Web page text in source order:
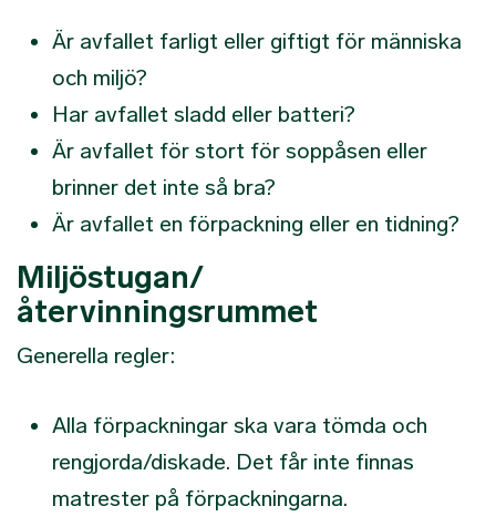
Är avfallet farligt eller giftigt för människa
och miljö?
Har avfallet sladd eller batteri?
Är avfallet för stort för soppåsen eller
brinner det inte så bra?
Är avfallet en förpackning eller en tidning?
Miljöstugan/
återvinningsrummet
Generella regler:
Alla förpackningar ska vara tömda och
rengjorda/diskade. Det får inte finnas
matrester på förpackningarna.